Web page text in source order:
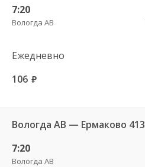
7:20
Вологда АВ
Ежедневно
106 руб.
Вологда АВ — Ермаково 413
7:20
Вологда АВ